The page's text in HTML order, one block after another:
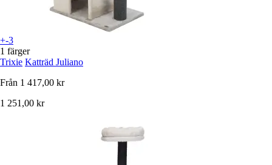
+-3
1 färger
Trixie Katträd Juliano
Från 1 417,00 kr
1 251,00 kr